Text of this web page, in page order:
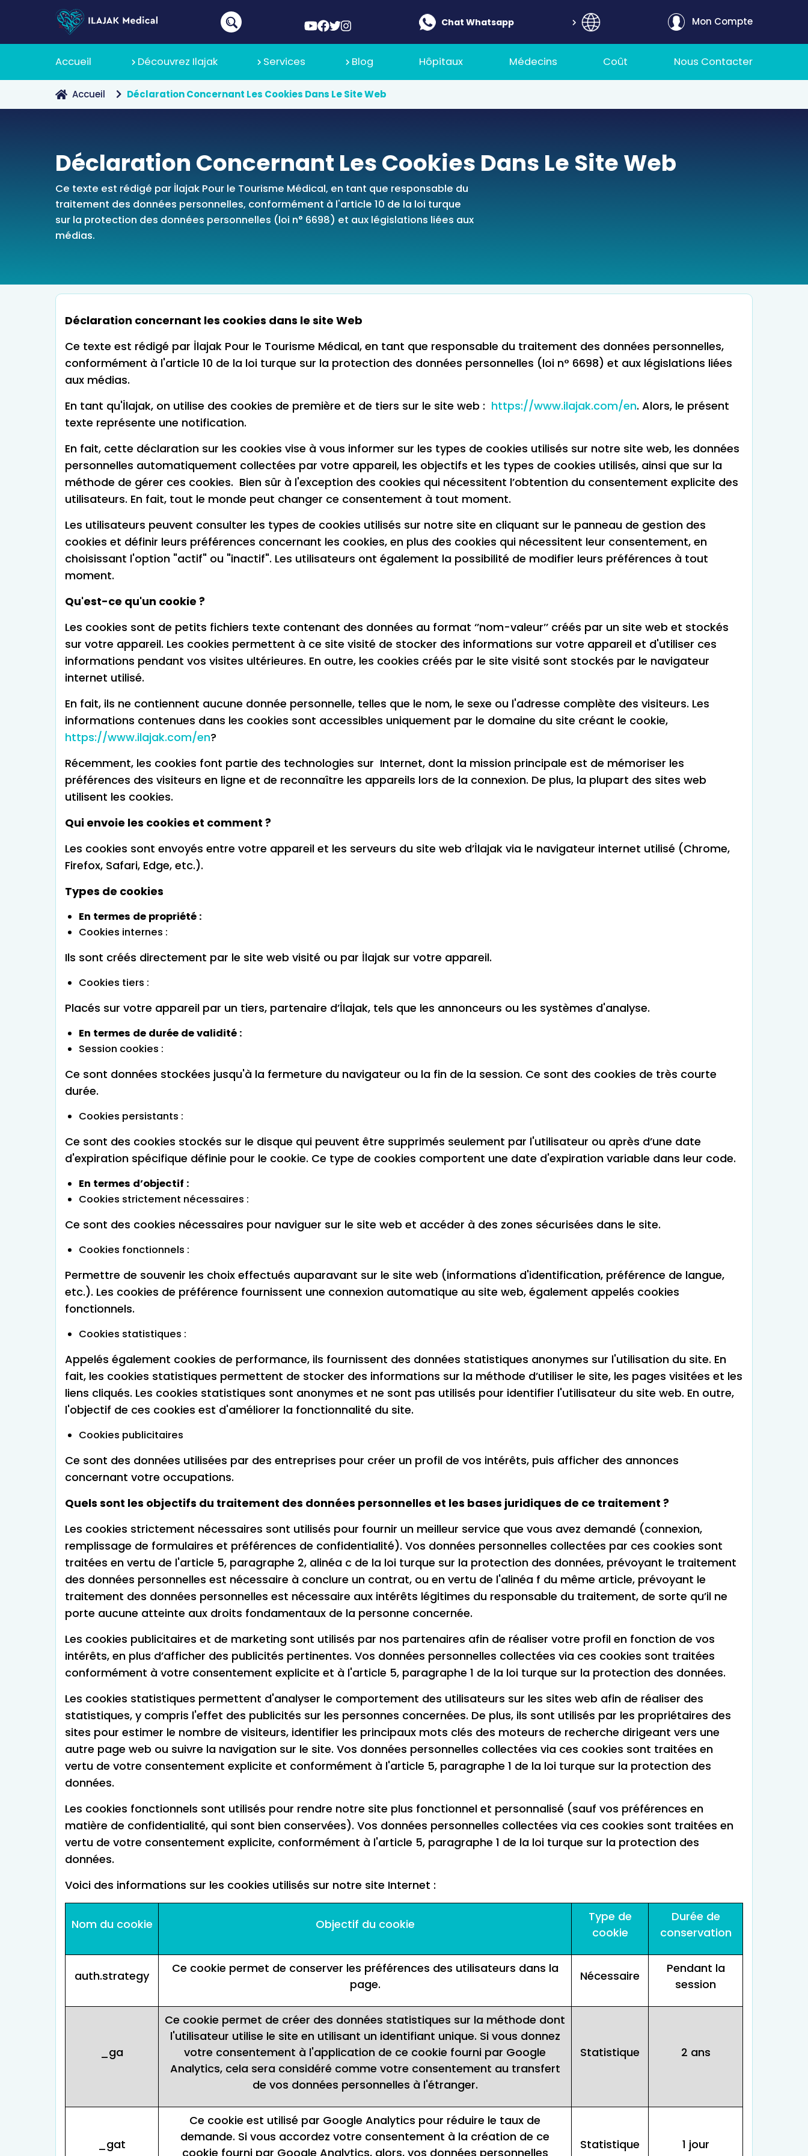
Chat Whatsapp Mon Compte
Accueil Découvrez Ilajak
Pourquoi Ilajak Médical
Politique De Recrutement
Services Blog Hôpitaux Médecins Coût Nous Contacter
Accueil Déclaration Concernant Les Cookies Dans Le Site Web
Déclaration Concernant Les Cookies Dans Le Site Web
Ce texte est rédigé par İlajak Pour le Tourisme Médical, en tant que responsable du
traitement des données personnelles, conformément à l'article 10 de la loi turque
sur la protection des données personnelles (loi n° 6698) et aux législations liées aux
médias.
Déclaration concernant les cookies dans le site Web
Ce texte est rédigé par İlajak Pour le Tourisme Médical, en tant que responsable du traitement des données personnelles,
conformément à l'article 10 de la loi turque sur la protection des données personnelles (loi n° 6698) et aux législations liées
aux médias.
En tant qu'İlajak, on utilise des cookies de première et de tiers sur le site web : https://www.ilajak.com/en. Alors, le présent
texte représente une notification.
En fait, cette déclaration sur les cookies vise à vous informer sur les types de cookies utilisés sur notre site web, les données
personnelles automatiquement collectées par votre appareil, les objectifs et les types de cookies utilisés, ainsi que sur la
méthode de gérer ces cookies. Bien sûr à l'exception des cookies qui nécessitent l’obtention du consentement explicite des
utilisateurs. En fait, tout le monde peut changer ce consentement à tout moment.
Les utilisateurs peuvent consulter les types de cookies utilisés sur notre site en cliquant sur le panneau de gestion des
cookies et définir leurs préférences concernant les cookies, en plus des cookies qui nécessitent leur consentement, en
choisissant l'option "actif" ou "inactif". Les utilisateurs ont également la possibilité de modifier leurs préférences à tout
moment.
Qu'est-ce qu'un cookie ?
Les cookies sont de petits fichiers texte contenant des données au format ‘’nom-valeur’’ créés par un site web et stockés
sur votre appareil. Les cookies permettent à ce site visité de stocker des informations sur votre appareil et d'utiliser ces
informations pendant vos visites ultérieures. En outre, les cookies créés par le site visité sont stockés par le navigateur
internet utilisé.
En fait, ils ne contiennent aucune donnée personnelle, telles que le nom, le sexe ou l'adresse complète des visiteurs. Les
informations contenues dans les cookies sont accessibles uniquement par le domaine du site créant le cookie,
https://www.ilajak.com/en?
Récemment, les cookies font partie des technologies sur Internet, dont la mission principale est de mémoriser les
préférences des visiteurs en ligne et de reconnaître les appareils lors de la connexion. De plus, la plupart des sites web
utilisent les cookies.
Qui envoie les cookies et comment ?
Les cookies sont envoyés entre votre appareil et les serveurs du site web d’İlajak via le navigateur internet utilisé (Chrome,
Firefox, Safari, Edge, etc.).
Types de cookies
En termes de propriété :
Cookies internes :
Ils sont créés directement par le site web visité ou par İlajak sur votre appareil.
Cookies tiers :
Placés sur votre appareil par un tiers, partenaire d’İlajak, tels que les annonceurs ou les systèmes d'analyse.
En termes de durée de validité :
Session cookies :
Ce sont données stockées jusqu'à la fermeture du navigateur ou la fin de la session. Ce sont des cookies de très courte
durée.
Cookies persistants :
Ce sont des cookies stockés sur le disque qui peuvent être supprimés seulement par l'utilisateur ou après d’une date
d'expiration spécifique définie pour le cookie. Ce type de cookies comportent une date d'expiration variable dans leur code.
En termes d’objectif :
Cookies strictement nécessaires :
Ce sont des cookies nécessaires pour naviguer sur le site web et accéder à des zones sécurisées dans le site.
Cookies fonctionnels :
Permettre de souvenir les choix effectués auparavant sur le site web (informations d'identification, préférence de langue,
etc.). Les cookies de préférence fournissent une connexion automatique au site web, également appelés cookies
fonctionnels.
Cookies statistiques :
Appelés également cookies de performance, ils fournissent des données statistiques anonymes sur l'utilisation du site. En
fait, les cookies statistiques permettent de stocker des informations sur la méthode d’utiliser le site, les pages visitées et les
liens cliqués. Les cookies statistiques sont anonymes et ne sont pas utilisés pour identifier l'utilisateur du site web. En outre,
l'objectif de ces cookies est d'améliorer la fonctionnalité du site.
Cookies publicitaires
Ce sont des données utilisées par des entreprises pour créer un profil de vos intérêts, puis afficher des annonces
concernant votre occupations.
Quels sont les objectifs du traitement des données personnelles et les bases juridiques de ce traitement ?
Les cookies strictement nécessaires sont utilisés pour fournir un meilleur service que vous avez demandé (connexion,
remplissage de formulaires et préférences de confidentialité). Vos données personnelles collectées par ces cookies sont
traitées en vertu de l'article 5, paragraphe 2, alinéa c de la loi turque sur la protection des données, prévoyant le traitement
des données personnelles est nécessaire à conclure un contrat, ou en vertu de l'alinéa f du même article, prévoyant le
traitement des données personnelles est nécessaire aux intérêts légitimes du responsable du traitement, de sorte qu’il ne
porte aucune atteinte aux droits fondamentaux de la personne concernée.
Les cookies publicitaires et de marketing sont utilisés par nos partenaires afin de réaliser votre profil en fonction de vos
intérêts, en plus d’afficher des publicités pertinentes. Vos données personnelles collectées via ces cookies sont traitées
conformément à votre consentement explicite et à l'article 5, paragraphe 1 de la loi turque sur la protection des données.
Les cookies statistiques permettent d'analyser le comportement des utilisateurs sur les sites web afin de réaliser des
statistiques, y compris l'effet des publicités sur les personnes concernées. De plus, ils sont utilisés par les propriétaires des
sites pour estimer le nombre de visiteurs, identifier les principaux mots clés des moteurs de recherche dirigeant vers une
autre page web ou suivre la navigation sur le site. Vos données personnelles collectées via ces cookies sont traitées en
vertu de votre consentement explicite et conformément à l'article 5, paragraphe 1 de la loi turque sur la protection des
données.
Les cookies fonctionnels sont utilisés pour rendre notre site plus fonctionnel et personnalisé (sauf vos préférences en
matière de confidentialité, qui sont bien conservées). Vos données personnelles collectées via ces cookies sont traitées en
vertu de votre consentement explicite, conformément à l'article 5, paragraphe 1 de la loi turque sur la protection des
données.
Voici des informations sur les cookies utilisés sur notre site Internet :
Nom du cookie Objectif du cookie
Type de
cookie
Durée de
conservation
auth.strategy
Ce cookie permet de conserver les préférences des utilisateurs dans la
page.
Nécessaire
Pendant la
session
_ga
Ce cookie permet de créer des données statistiques sur la méthode dont
l'utilisateur utilise le site en utilisant un identifiant unique. Si vous donnez
votre consentement à l'application de ce cookie fourni par Google
Analytics, cela sera considéré comme votre consentement au transfert
de vos données personnelles à l'étranger.
Statistique 2 ans
_gat
Ce cookie est utilisé par Google Analytics pour réduire le taux de
demande. Si vous accordez votre consentement à la création de ce
cookie fourni par Google Analytics, alors, vos données personnelles
Statistique 1 jour